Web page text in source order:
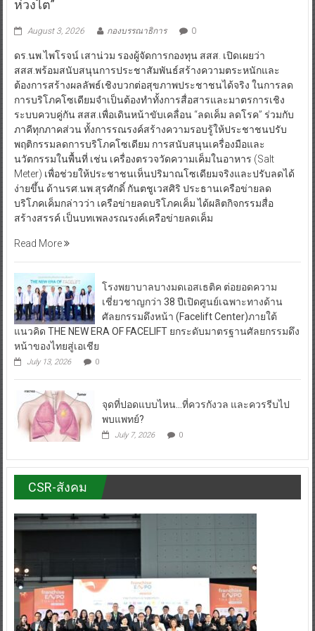
ดร.นพ.ไพโรจน์ เสาน่วม รองผู้จัดการกองทุน สสส. เปิดเผยว่า
สสส.พร้อมสนับสนุนการประชาสัมพันธ์สร้างความตระหนักและ
การบริโภคโซเดียมจำเป็นต้องทำทั้งการสื่อสารและมาตรการเชิง
ระบบควบคู่กัน สสส.เพื่อเดินหน้าขับเคลื่อน “ลดเค็ม ลดโรค” ร่วมกับ
ภาคีทุกภาคส่วน ทั้งการรณรงค์สร้างความรอบรู้ให้ประชาชนปรับ
พฤติกรรมลดการบริโภคโซเดียม การสนับสนุนเครื่องมือและ
นวัตกรรมในพื้นที่ เช่น เครื่องตรวจวัดความเค็มในอาหาร (Salt
Meter) เพื่อช่วยให้ประชาชนเห็นปริมาณโซเดียมจริงและปรับลดได้
ง่ายขึ้น ด้านรศ.นพ.สุรศักดิ์ กันตชูเวสศิริ ประธานเครือข่ายลด
บริโภคเค็มกล่าวว่า เครือข่ายลดบริโภคเค็ม ได้ผลิตกิจกรรมสื่อ
สร้างสรรค์ เป็นบทเพลงรณรงค์เครือข่ายลดเค็ม
Read More
แนวคิด THE NEW ERA OF FACELIFT ยกระดับมาตรฐานศัลยกรรมดึง
หน้าของไทยสู่เอเชีย
July 13, 2026 0
CSR-สังคม